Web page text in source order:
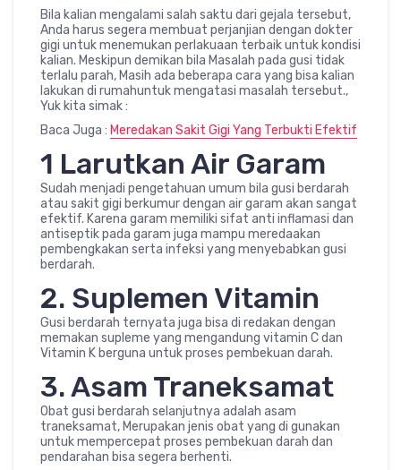
Bila kalian mengalami salah saktu dari gejala tersebut,
Anda harus segera membuat perjanjian dengan dokter
gigi untuk menemukan perlakuaan terbaik untuk kondisi
kalian. Meskipun demikan bila Masalah pada gusi tidak
terlalu parah, Masih ada beberapa cara yang bisa kalian
lakukan di rumahuntuk mengatasi masalah tersebut.,
Yuk kita simak :
Baca Juga : Meredakan Sakit Gigi Yang Terbukti Efektif
1 Larutkan Air Garam
Sudah menjadi pengetahuan umum bila gusi berdarah
atau sakit gigi berkumur dengan air garam akan sangat
efektif. Karena garam memiliki sifat anti inflamasi dan
antiseptik pada garam juga mampu meredaakan
pembengkakan serta infeksi yang menyebabkan gusi
berdarah.
2. Suplemen Vitamin
Gusi berdarah ternyata juga bisa di redakan dengan
memakan supleme yang mengandung vitamin C dan
Vitamin K berguna untuk proses pembekuan darah.
3. Asam Traneksamat
Obat gusi berdarah selanjutnya adalah asam
traneksamat, Merupakan jenis obat yang di gunakan
untuk mempercepat proses pembekuan darah dan
pendarahan bisa segera berhenti.